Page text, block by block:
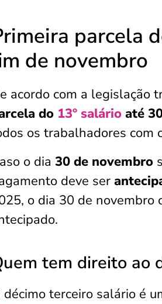
parcela
de novembro
acordo com a legislação
do 13º salário até
os trabalhadores com
o dia 30 de novembro
deve ser
o dia 30 de novembro
tem direito ao
décimo terceiro salário é